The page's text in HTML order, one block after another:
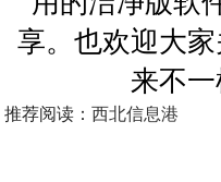
享。也欢迎大
来不一
推荐阅读：西北信息港